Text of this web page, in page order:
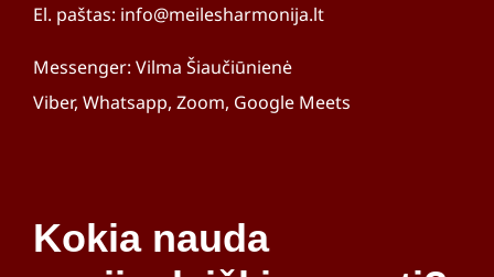
El. paštas: info@meilesharmonija.lt
Messenger: Vilma Šiaučiūnienė
Viber, Whatsapp, Zoom, Google Meets
Kokia nauda